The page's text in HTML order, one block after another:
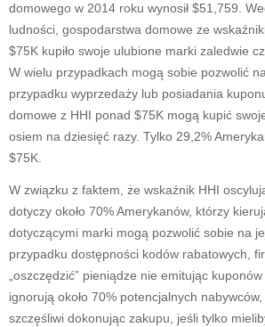
domowego w 2014 roku wynosił $51,759.
ludności, gospodarstwa domowe ze
$75K kupiło swoje ulubione marki zaledwie
W wielu przypadkach mogą sobie pozwolić
przypadku wyprzedaży lub posiadania
domowe z HHI ponad $75K mogą kupić
osiem na dziesięć razy. Tylko 29,2%
$75K.
W związku z faktem, że wskaźnik HHI
dotyczy około 70% Amerykanów, którzy
dotyczącymi marki mogą pozwolić sobie na
przypadku dostępności kodów rabatowych,
„oszczędzić” pieniądze nie emitując
ignorują około 70% potencjalnych
szczęśliwi dokonując zakupu, jeśli tylko